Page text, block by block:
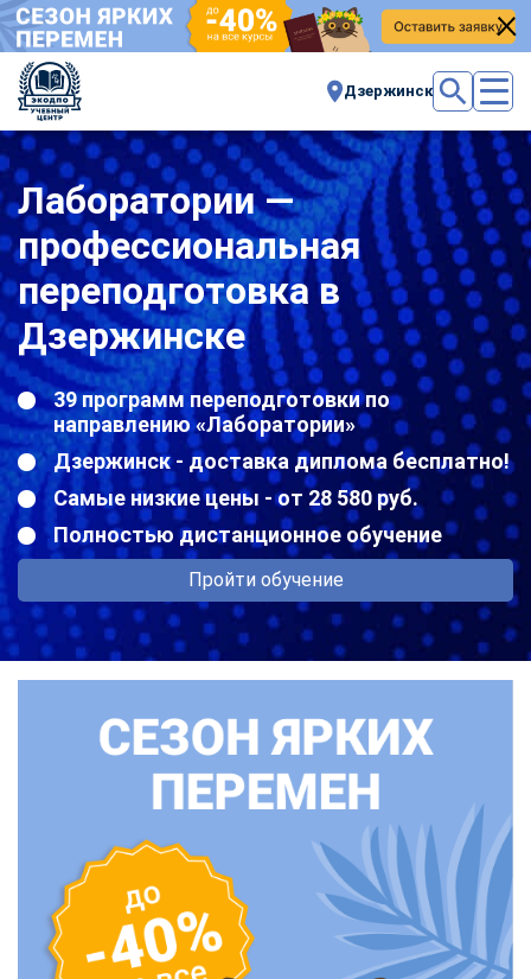
Дзержинск
Лаборатории —
профессиональная
переподготовка в
Дзержинске
39 программ переподготовки по
направлению «Лаборатории»
Дзержинск - доставка диплома бесплатно!
Самые низкие цены - от 28 580 руб.
Полностью дистанционное обучение
Пройти обучение